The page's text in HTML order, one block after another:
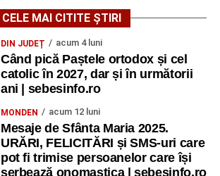
CELE MAI CITITE ȘTIRI
DIN JUDEȚ acum 4 luni
Când pică Paștele ortodox și cel
catolic în 2027, dar și în următorii
ani | sebesinfo.ro
MONDEN acum 12 luni
Mesaje de Sfânta Maria 2025.
URĂRI, FELICITĂRI și SMS-uri care
pot fi trimise persoanelor care își
serbează onomastica | sebesinfo.ro